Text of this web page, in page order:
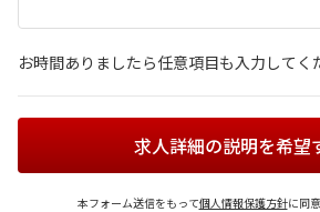
お時間ありましたら任意項目も入力してく
求人詳細の説明を希望
本フォーム送信をもって個人情報保護方針に同